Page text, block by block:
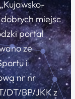
miejsc
portal
ze
i
nr nr
DT/BP/JKK z